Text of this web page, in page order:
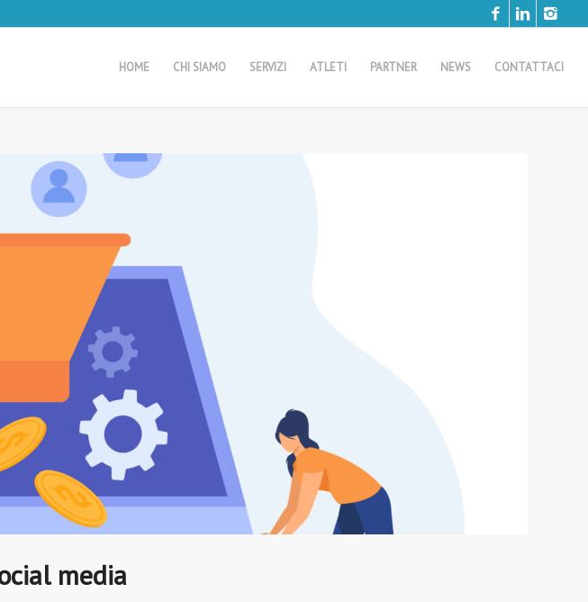
HOME CHI SIAMO SERVIZI ATLETI PARTNER NEWS CONTATTACI
media